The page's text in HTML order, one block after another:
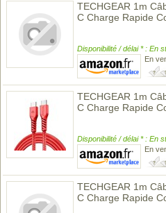
TECHGEAR 1m
C Charge Rapide
Disponibilité / délai * : En
En
TECHGEAR 1m
C Charge Rapide
Disponibilité / délai * : En
En
TECHGEAR 1m
C Charge Rapide